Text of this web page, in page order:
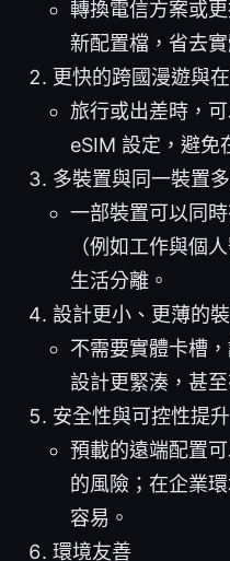
轉換電信方案或
新配置檔，省去
更快的跨國漫遊與
旅行或出差時，
eSIM 設定，避免
多裝置與同一裝置
一部裝置可以同
（例如工作與個
生活分離。
設計更小、更薄的
不需要實體卡槽
設計更緊湊，甚
安全性與可控性提升
預載的遠端配置
的風險；在企業
容易。
環境友善